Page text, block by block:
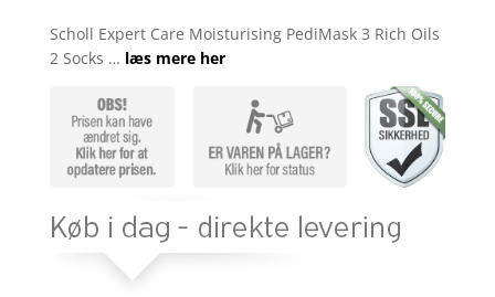
af 5
baseret på
Scholl Expert Care Moisturising PediMask 3 Rich Oils
2 Socks … læs mere her